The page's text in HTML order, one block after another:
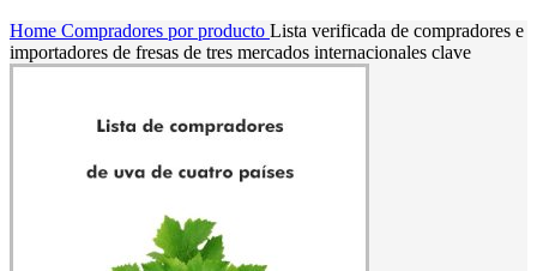
Home Compradores por producto Lista verificada de compradores e
importadores de fresas de tres mercados internacionales clave